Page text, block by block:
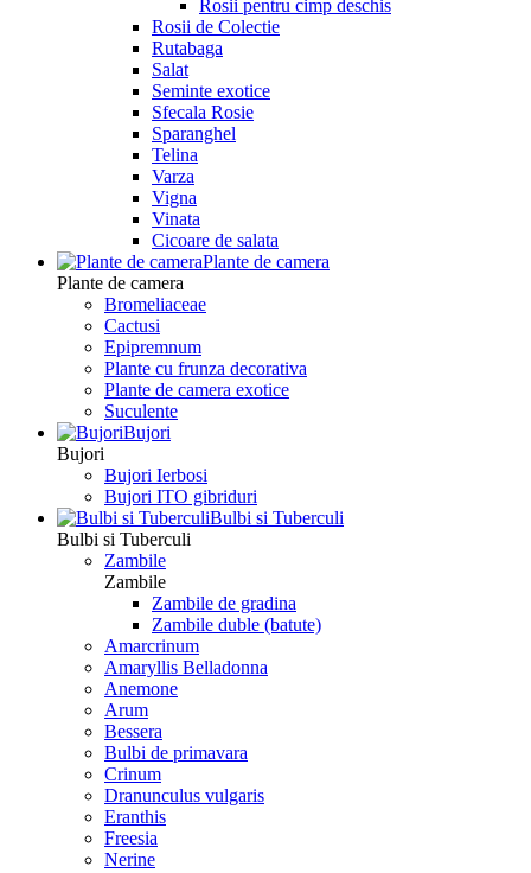
Rosii pentru cimp deschis
Rosii de Colectie
Rutabaga
Salat
Seminte exotice
Sfecala Rosie
Sparanghel
Telina
Varza
Vigna
Vinata
Сicoare de salata
Plante de camera
Plante de camera
Bromeliaceae
Cactusi
Epipremnum
Plante cu frunza decorativa
Plante de camera exotice
Suculente
Bujori
Bujori
Bujori Ierbosi
Bujori ITO gibriduri
Bulbi si Tuberculi
Bulbi si Tuberculi
Zambile
Zambile
Zambile de gradina
Zambile duble (batute)
Amarcrinum
Amaryllis Belladonna
Anemone
Arum
Bessera
Bulbi de primavara
Crinum
Dranunculus vulgaris
Eranthis
Freesiа
Nerine